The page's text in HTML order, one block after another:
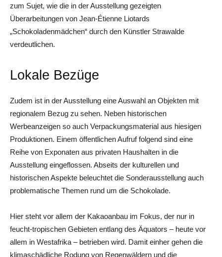
zum Sujet, wie die in der Ausstellung gezeigten
Überarbeitungen von Jean-Étienne Liotards
„Schokoladenmädchen“ durch den Künstler Strawalde
verdeutlichen.
Lokale Bezüge
Zudem ist in der Ausstellung eine Auswahl an Objekten mit
regionalem Bezug zu sehen. Neben historischen
Werbeanzeigen so auch Verpackungsmaterial aus hiesigen
Produktionen. Einem öffentlichen Aufruf folgend sind eine
Reihe von Exponaten aus privaten Haushalten in die
Ausstellung eingeflossen. Abseits der kulturellen und
historischen Aspekte beleuchtet die Sonderausstellung auch
problematische Themen rund um die Schokolade.
Hier steht vor allem der Kakaoanbau im Fokus, der nur in
feucht-tropischen Gebieten entlang des Äquators – heute vor
allem in Westafrika – betrieben wird. Damit einher gehen die
klimaschädliche Rodung von Regenwäldern und die